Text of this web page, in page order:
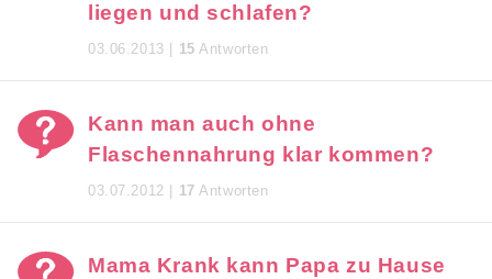
liegen und schlafen?
03.06.2013 | 15 Antworten
Kann man auch ohne
Flaschennahrung klar kommen?
03.07.2012 | 17 Antworten
Mama Krank kann Papa zu Hause